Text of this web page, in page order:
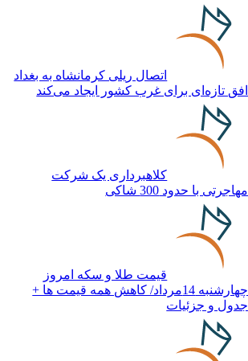
اتصال ریلی کرمانشاه به بغداد
افق تازه‌ای برای غرب کشور ایجاد می‌کند
کلاهبرداری یک شرکت
مهاجرتی با حدود 300 شاکی
قیمت طلا و سکه امروز
چهارشنبه 14مرداد/ کاهش همه قیمت ها +
جدول و جزئیات